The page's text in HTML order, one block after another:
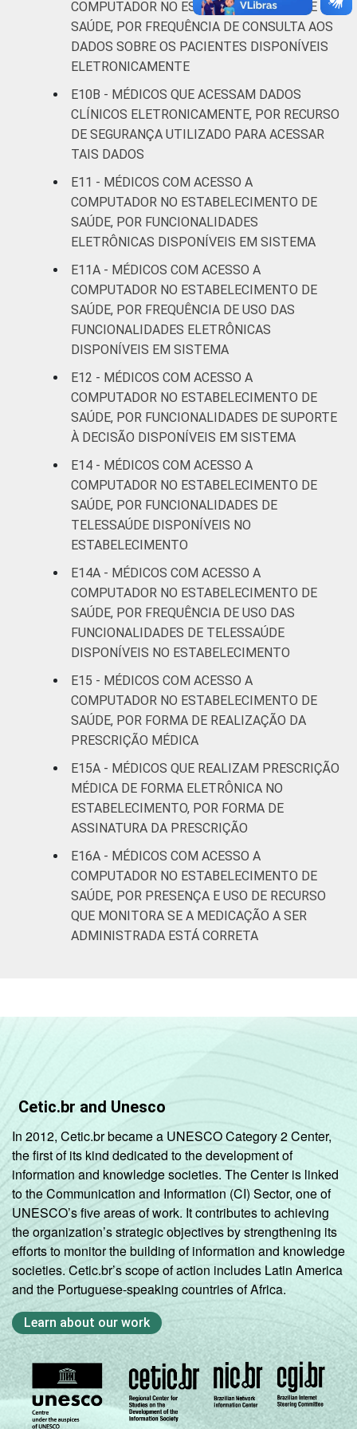
informação e comunicação nos
estabelecimentos de saúde brasileiros – TIC
Saúde 2019.
COMPUTADOR NO ESTABELECIMENTO DE
SAÚDE, POR FREQUÊNCIA DE CONSULTA AOS
DADOS SOBRE OS PACIENTES DISPONÍVEIS
ELETRONICAMENTE
E10B - MÉDICOS QUE ACESSAM DADOS
CLÍNICOS ELETRONICAMENTE, POR RECURSO
DE SEGURANÇA UTILIZADO PARA ACESSAR
TAIS DADOS
E11 - MÉDICOS COM ACESSO A
COMPUTADOR NO ESTABELECIMENTO DE
SAÚDE, POR FUNCIONALIDADES
ELETRÔNICAS DISPONÍVEIS EM SISTEMA
E11A - MÉDICOS COM ACESSO A
COMPUTADOR NO ESTABELECIMENTO DE
SAÚDE, POR FREQUÊNCIA DE USO DAS
FUNCIONALIDADES ELETRÔNICAS
DISPONÍVEIS EM SISTEMA
E12 - MÉDICOS COM ACESSO A
COMPUTADOR NO ESTABELECIMENTO DE
SAÚDE, POR FUNCIONALIDADES DE SUPORTE
À DECISÃO DISPONÍVEIS EM SISTEMA
E14 - MÉDICOS COM ACESSO A
COMPUTADOR NO ESTABELECIMENTO DE
SAÚDE, POR FUNCIONALIDADES DE
TELESSAÚDE DISPONÍVEIS NO
ESTABELECIMENTO
E14A - MÉDICOS COM ACESSO A
COMPUTADOR NO ESTABELECIMENTO DE
SAÚDE, POR FREQUÊNCIA DE USO DAS
FUNCIONALIDADES DE TELESSAÚDE
DISPONÍVEIS NO ESTABELECIMENTO
E15 - MÉDICOS COM ACESSO A
COMPUTADOR NO ESTABELECIMENTO DE
SAÚDE, POR FORMA DE REALIZAÇÃO DA
PRESCRIÇÃO MÉDICA
E15A - MÉDICOS QUE REALIZAM PRESCRIÇÃO
MÉDICA DE FORMA ELETRÔNICA NO
ESTABELECIMENTO, POR FORMA DE
ASSINATURA DA PRESCRIÇÃO
E16A - MÉDICOS COM ACESSO A
COMPUTADOR NO ESTABELECIMENTO DE
SAÚDE, POR PRESENÇA E USO DE RECURSO
QUE MONITORA SE A MEDICAÇÃO A SER
ADMINISTRADA ESTÁ CORRETA
Cetic.br and Unesco
In 2012, Cetic.br became a UNESCO Category 2 Center,
the first of its kind dedicated to the development of
information and knowledge societies. The Center is linked
to the Communication and Information (CI) Sector, one of
UNESCO’s five areas of work. It contributes to achieving
the organization’s strategic objectives by strengthening its
efforts to monitor the building of information and knowledge
societies. Cetic.br’s scope of action includes Latin America
and the Portuguese-speaking countries of Africa.
Learn about our work